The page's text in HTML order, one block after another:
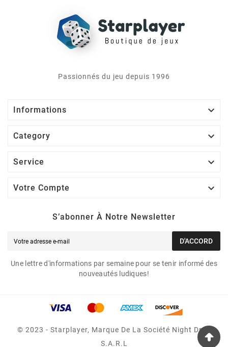
Passionnés du jeu depuis 1996
Informations 
Category 
Service 
Votre Compte 
S’abonner À Notre Newsletter
D'ACCORD
Une lettre d'informations par semaine pour se tenir informé des
nouveautés ludiques!
© 2023 - Starplayer, Marque De La Société Night Drop
S.A.R.L